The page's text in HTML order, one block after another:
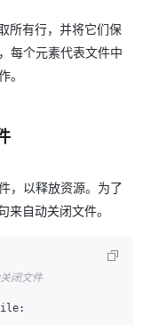
所有行，并将它们保
每个元素代表文件中
。
，以释放资源。为了
自动关闭文件。
闭文件